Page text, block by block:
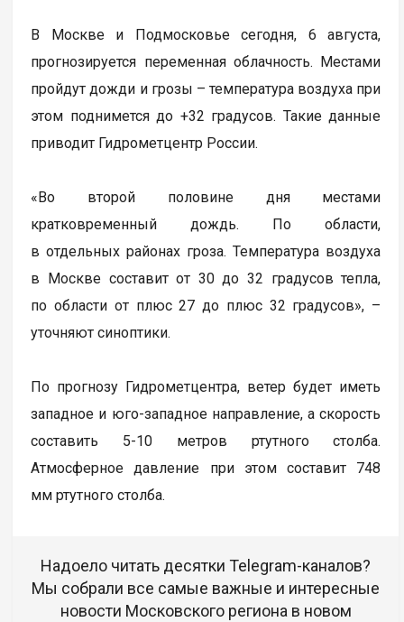
В Москве и Подмосковье сегодня, 6 августа,
прогнозируется переменная облачность. Местами
пройдут дожди и грозы – температура воздуха при
этом поднимется до +32 градусов. Такие данные
приводит Гидрометцентр России.
«Во второй половине дня местами
кратковременный дождь. По области,
в отдельных районах гроза. Температура воздуха
в Москве составит от 30 до 32 градусов тепла,
по области от плюс 27 до плюс 32 градусов», –
уточняют синоптики.
По прогнозу Гидрометцентра, ветер будет иметь
западное и юго-западное направление, а скорость
составить 5-10 метров ртутного столба.
Атмосферное давление при этом составит 748
мм ртутного столба.
Надоело читать десятки Telegram-каналов?
Мы собрали все самые важные и интересные
новости Московского региона в новом